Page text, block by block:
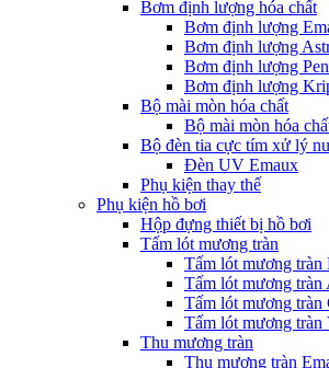
Bơm định lượng hóa chất
Bơm định lượng
Bơm định lượng
Bơm định lượng
Bơm định lượng
Bộ mài mòn hóa chất
Bộ mài mòn hóa
Bộ đèn tia cực tím xử lý
Đèn UV Emaux
Phụ kiện thay thế
Phụ kiện hồ bơi
Hộp đựng thiết bị hồ bơi
Tấm lót mương tràn
Tấm lót mương tràn
Tấm lót mương tràn
Tấm lót mương tràn
Tấm lót mương tràn
Thu mương tràn
Thu mương tràn